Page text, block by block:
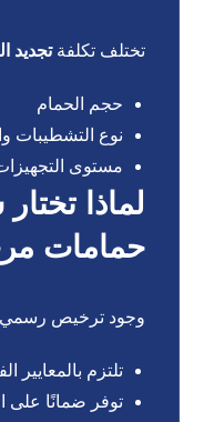
تختلف تكلفةتجديد
حجم الحمام
نوع التشطيبات
مستوى
لماذا
حمامات
وجود ترخيص رسمي
تلتزم بالمعايير
توفر ضمانًا على